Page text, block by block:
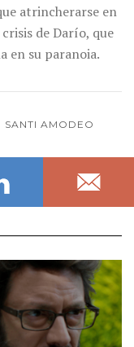
atrincherarse en
de Darío, que
en su paranoia.
SANTI AMODEO